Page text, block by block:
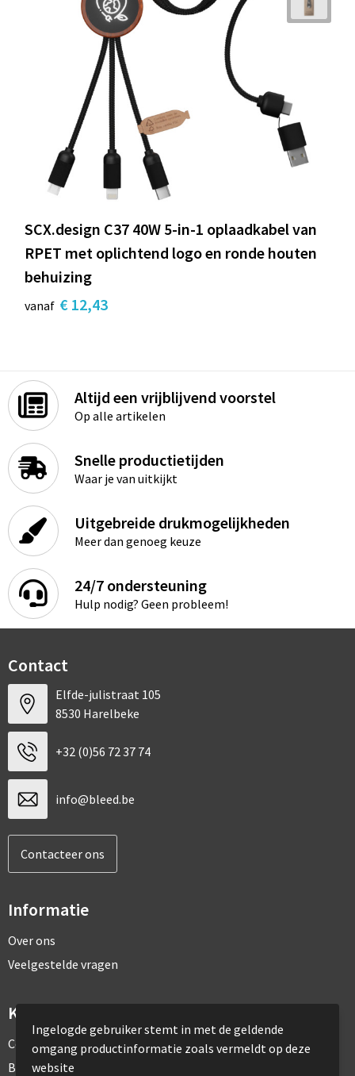
SCX.design C37 40W 5-in-1 oplaadkabel van
RPET met oplichtend logo en ronde houten
behuizing
vanaf € 12,43
Altijd een vrijblijvend voorstel
Op alle artikelen
Snelle productietijden
Waar je van uitkijkt
Uitgebreide drukmogelijkheden
Meer dan genoeg keuze
24/7 ondersteuning
Hulp nodig? Geen probleem!
Contact
Elfde-julistraat 105
8530 Harelbeke
+32 (0)56 72 37 74
info@bleed.be
Contacteer ons
Informatie
Over ons
Veelgestelde vragen
Klantenservice
Contact
Bestelling & Bezorging
Ingelogde gebruiker stemt in met de geldende
omgang productinformatie zoals vermeldt op deze
website